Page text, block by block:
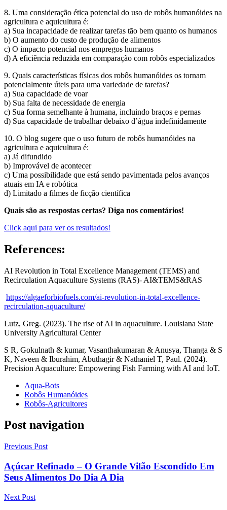
8. Uma consideração ética potencial do uso de robôs humanóides na
agricultura e aquicultura é:
a) Sua incapacidade de realizar tarefas tão bem quanto os humanos
b) O aumento do custo de produção de alimentos
c) O impacto potencial nos empregos humanos
d) A eficiência reduzida em comparação com robôs especializados
9. Quais características físicas dos robôs humanóides os tornam
potencialmente úteis para uma variedade de tarefas?
a) Sua capacidade de voar
b) Sua falta de necessidade de energia
c) Sua forma semelhante à humana, incluindo braços e pernas
d) Sua capacidade de trabalhar debaixo d’água indefinidamente
10. O blog sugere que o uso futuro de robôs humanóides na
agricultura e aquicultura é:
a) Já difundido
b) Improvável de acontecer
c) Uma possibilidade que está sendo pavimentada pelos avanços
atuais em IA e robótica
d) Limitado a filmes de ficção científica
Quais são as respostas certas? Diga nos comentários!
Click aqui para ver os resultados!
References:
AI Revolution in Total Excellence Management (TEMS) and
Recirculation Aquaculture Systems (RAS)- AI&TEMS&RAS
https://algaeforbiofuels.com/ai-revolution-in-total-excellence-
recirculation-aquaculture/
Lutz, Greg. (2023). The rise of AI in aquaculture. Louisiana State
University Agricultural Center
S R, Gokulnath & kumar, Vasanthakumaran & Anusya, Thanga & S
K, Naveen & Iburahim, Abuthagir & Nathaniel T, Paul. (2024).
Precision Aquaculture: Empowering Fish Farming with AI and IoT.
Aqua-Bots
Robôs Humanóides
Robôs-Agricultores
Post navigation
Previous Post
Açúcar Refinado – O Grande Vilão Escondido Em
Seus Alimentos Do Dia A Dia
Next Post